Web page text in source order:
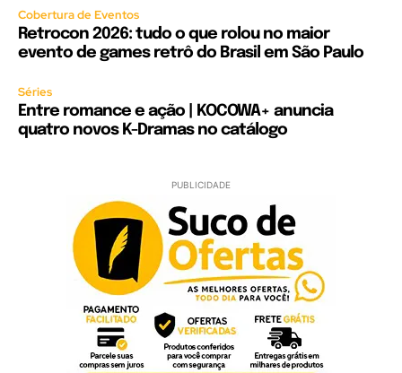
Cobertura de Eventos
Retrocon 2026: tudo o que rolou no maior
evento de games retrô do Brasil em São Paulo
Séries
Entre romance e ação | KOCOWA+ anuncia
quatro novos K-Dramas no catálogo
PUBLICIDADE